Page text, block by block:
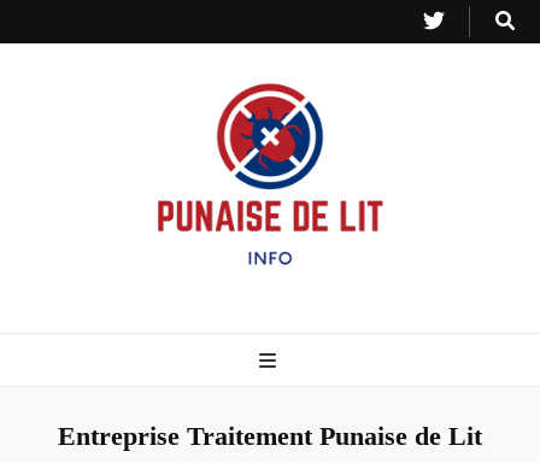
– Info
Entreprise Traitement Punaise de Lit